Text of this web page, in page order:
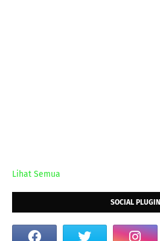
Lihat Semua
SOCIAL PLUGIN